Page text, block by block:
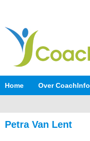
Home Over CoachInfo
Petra Van Lent